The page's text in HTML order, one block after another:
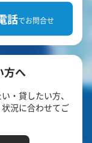
話でお問合せ
方へ
・貸したい方、
況に合わせてご